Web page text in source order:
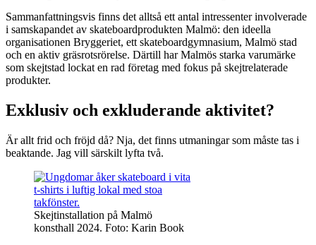
Sammanfattningsvis finns det alltså ett antal intressenter involverade
i samskapandet av skateboardprodukten Malmö: den ideella
organisationen Bryggeriet, ett skateboardgymnasium, Malmö stad
och en aktiv gräsrotsrörelse. Därtill har Malmös starka varumärke
som skejtstad lockat en rad företag med fokus på skejtrelaterade
produkter.
Exklusiv och exkluderande aktivitet?
Är allt frid och fröjd då? Nja, det finns utmaningar som måste tas i
beaktande. Jag vill särskilt lyfta två.
Skejtinstallation på Malmö
konsthall 2024. Foto: Karin Book